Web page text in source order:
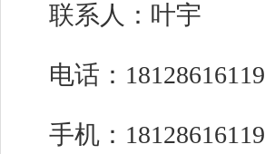
联系人：叶宇
电话：18128616119
手机：18128616119